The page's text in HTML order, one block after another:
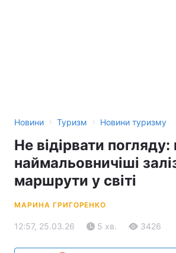
Новини › Туризм › Новини туризму
Не відірвати погляду:
наймальовничіші
маршрути у світі
МАРИНА ГРИГОРЕНКО
12:57, 25.03.26 5 хв. 3426